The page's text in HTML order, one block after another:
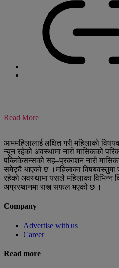
Read More
आममहिलालाई लक्षित गरी महिलाको
न्यून रहेको अवस्थामा नारी मासिकको
पब्लिकेसन्सको सह–प्रकाशन नारी
समेट्दै आएको छ ।महिलाका विषयवस्तुमा
रहेको अवस्थामा यसले महिलाका विभिन्न
अग्रस्थानमा राख्न सफल भएको छ ।
Company
Advertise with us
Career
Read more